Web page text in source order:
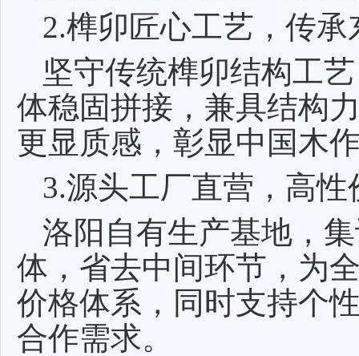
2.榫卯匠心工艺，传承
坚守传统榫卯结构工
体稳固拼接，兼具结构
更显质感，彰显中国木
3.源头工厂直营，高性
洛阳自有生产基地，
体，省去中间环节，为
价格体系，同时支持个
合作需求。